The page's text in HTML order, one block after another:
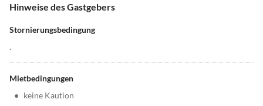
Hinweise des Gastgebers
Stornierungsbedingung
.
Mietbedingungen
• keine Kaution